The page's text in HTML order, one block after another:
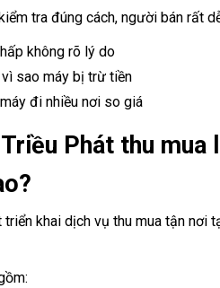
tra đúng cách, người bán rất
không rõ lý do
vì sao máy bị trừ tiền
đi nhiều nơi so giá
Phát thu mua
triển khai dịch vụ thu mua tận nơi